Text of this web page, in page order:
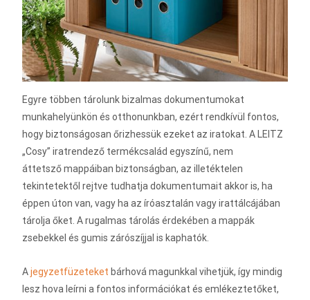
Egyre többen tárolunk bizalmas dokumentumokat
munkahelyünkön és otthonunkban, ezért rendkívül fontos,
hogy biztonságosan őrizhessük ezeket az iratokat. A LEITZ
„Cosy” iratrendező termékcsalád egyszínű, nem
áttetsző mappáiban biztonságban, az illetéktelen
tekintetektől rejtve tudhatja dokumentumait akkor is, ha
éppen úton van, vagy ha az íróasztalán vagy irattálcájában
tárolja őket. A rugalmas tárolás érdekében a mappák
zsebekkel és gumis zárószíjjal is kaphatók.
Ajegyzetfüzeteket bárhová magunkkal vihetjük, így mindig
lesz hova leírni a fontos információkat és emlékeztetőket,